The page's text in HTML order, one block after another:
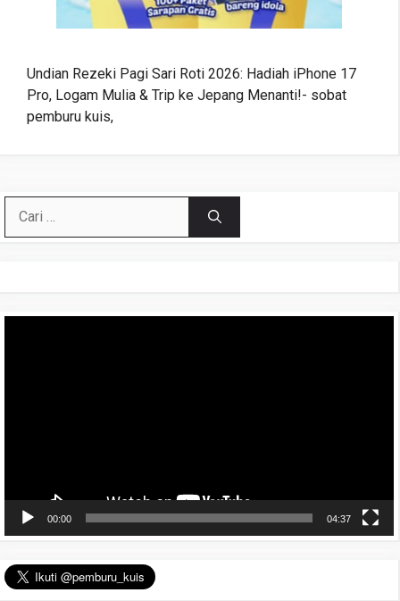
Undian Rezeki Pagi Sari Roti 2026: Hadiah iPhone 17
Pro, Logam Mulia & Trip ke Jepang Menanti!- sobat
pemburu kuis,
00:00 04:37